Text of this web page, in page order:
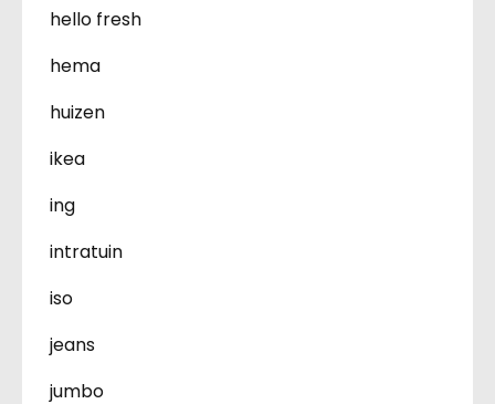
hello fresh
hema
huizen
ikea
ing
intratuin
iso
jeans
jumbo